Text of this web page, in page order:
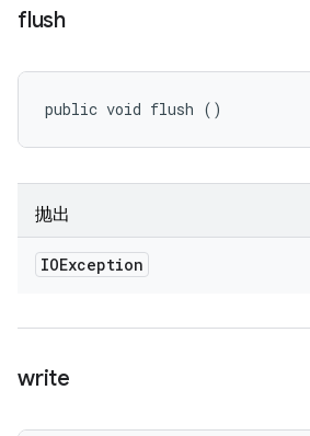
flush
public void flush ()
抛出
IOException
write